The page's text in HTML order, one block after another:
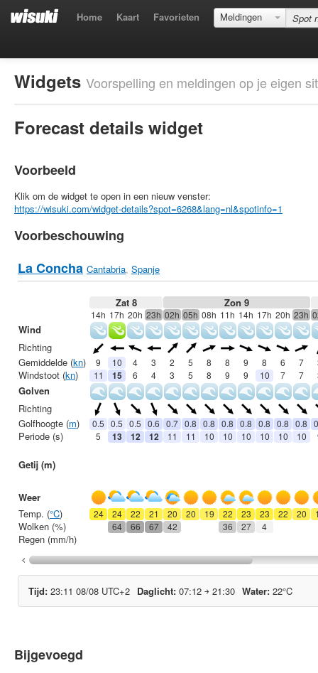
Home Kaart Favorieten Meldingen
Widgets Voorspelling en meldingen op je eigen
Forecast details widget
Voorbeeld
Klik om de widget te open in een nieuw venster:
https://wisuki.com/widget-details?spot=6268&lang=nl&spotinfo=1
Voorbeschouwing
Bijgevoegd